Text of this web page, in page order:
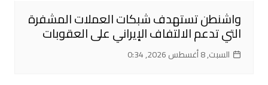
واشنطن تستهدف شبكات العملات المشفرة
التي تدعم الالتفاف الإيراني على العقوبات
السبت, 8 أغسطس 2026, 0:34